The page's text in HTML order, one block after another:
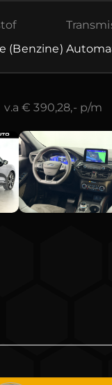
(Benzine)
v.a € 390,28,- p/m